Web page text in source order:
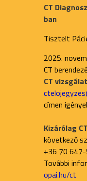
CT
ban
Tisztelt
2025.
CT
CT
címen
Kizárólag
következő
+36 70
További
opai.hu/ct